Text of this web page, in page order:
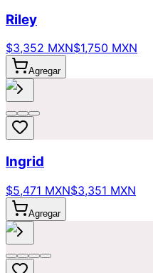
Riley
$3,352 MXN$1,750 MXN
Agregar
Ingrid
$5,471 MXN$3,351 MXN
Agregar